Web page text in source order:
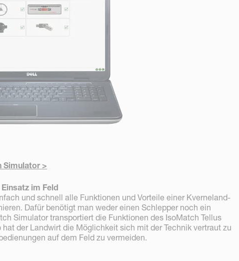
>
im Feld
und schnell alle Funktionen und Vorteile einer Kverneland-
Dafür benötigt man weder einen Schlepper noch ein
Simulator transportiert die Funktionen des IsoMatch Tellus
hat der Landwirt die Möglichkeit sich mit der Technik vertraut zu
auf dem Feld zu vermeiden.